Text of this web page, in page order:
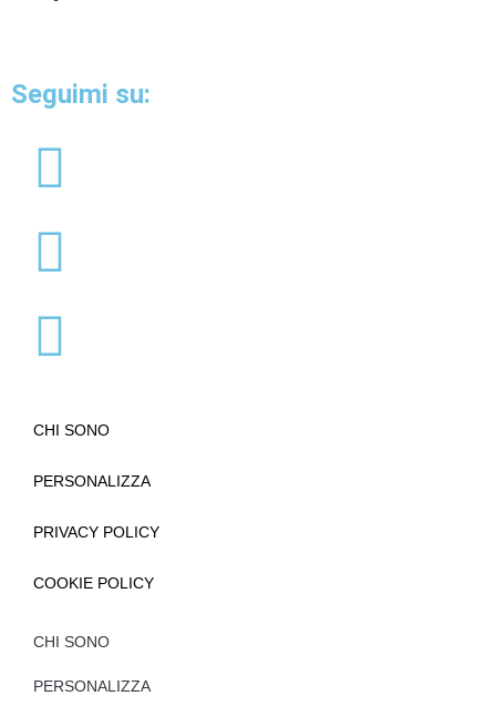
Seguimi su:
CHI SONO
PERSONALIZZA
PRIVACY POLICY
COOKIE POLICY
CHI SONO
PERSONALIZZA